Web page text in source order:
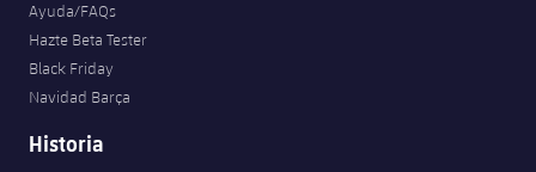
Jugadores
Resultados
Noticias
Voleibol masculino
Voleibol femenino
Apúntate a las amateurs
plusicon
más
Apúntate a las amateurs
Carnet de las Secciones Amateurs
Ayuda/FAQs
Hazte Beta Tester
Black Friday
Navidad Barça
Historia